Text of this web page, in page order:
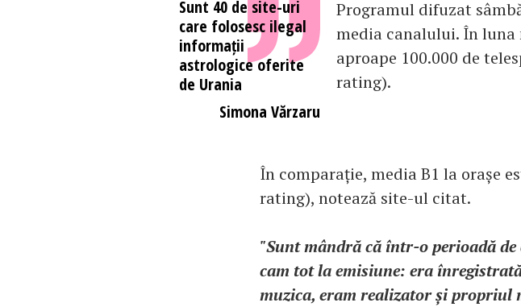
Sunt 40 de site-uri
care folosesc ilegal
informații
astrologice oferite
de Urania
Simona Vărzaru
Programul difuzat
media canalului. În luna
aproape 100.000 de
rating).
În comparație, media B1 la orașe
rating), notează site-ul citat.
"Sunt mândră că într-o perioadă
cam tot la emisiune: era
muzica, eram realizator și propriul